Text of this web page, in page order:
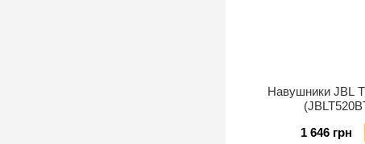
Навушники JBL
1 646 грн